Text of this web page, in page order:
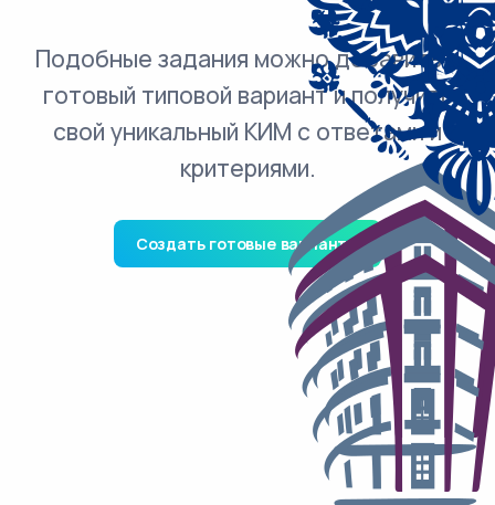
Подобные задания можно добавить в
готовый типовой вариант и получить
свой уникальный КИМ с ответами и
критериями.
Создать готовые варианты